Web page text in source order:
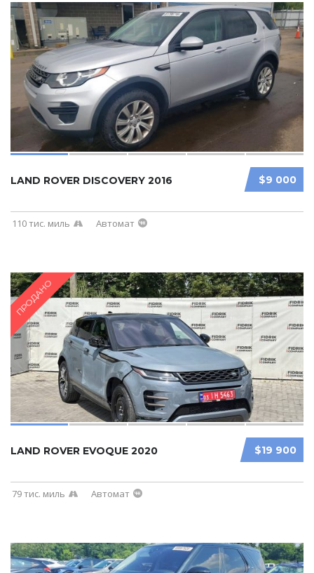
$9 000
LAND ROVER DISCOVERY 2016
110 тис. миль Автомат
ПРОДАНО
$19 900
LAND ROVER EVOQUE 2020
79 тис. миль Автомат